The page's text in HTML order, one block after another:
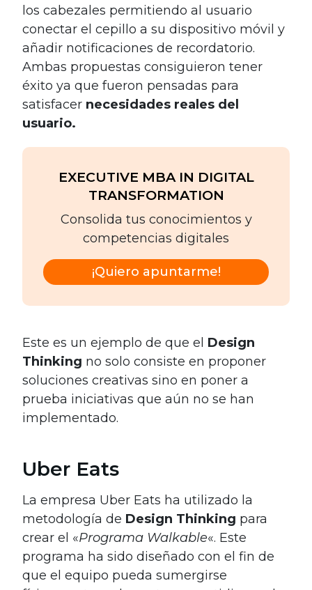
los cabezales permitiendo al usuario
conectar el cepillo a su dispositivo móvil y
añadir notificaciones de recordatorio.
Ambas propuestas consiguieron tener
éxito ya que fueron pensadas para
satisfacer necesidades reales del
usuario.
EXECUTIVE MBA IN DIGITAL
TRANSFORMATION
Consolida tus conocimientos y
competencias digitales
¡Quiero apuntarme!
Este es un ejemplo de que el Design
Thinking no solo consiste en proponer
soluciones creativas sino en poner a
prueba iniciativas que aún no se han
implementado.
Uber Eats
La empresa Uber Eats ha utilizado la
metodología de Design Thinking para
crear el «Programa Walkable«. Este
programa ha sido diseñado con el fin de
que el equipo pueda sumergirse